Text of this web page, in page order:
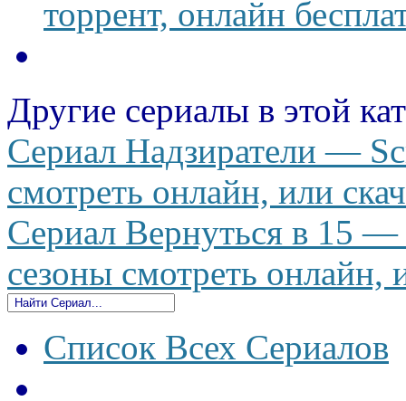
торрент, онлайн
Другие сериалы в этой
Сериал Надзиратели —
смотреть онлайн, или
Сериал Вернуться в 15
сезоны смотреть онлайн,
Список Всех Сериалов